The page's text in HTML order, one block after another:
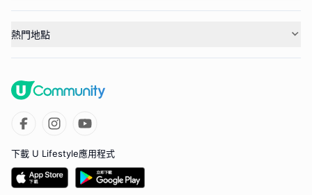
熱門地點
下載 U Lifestyle應用程式